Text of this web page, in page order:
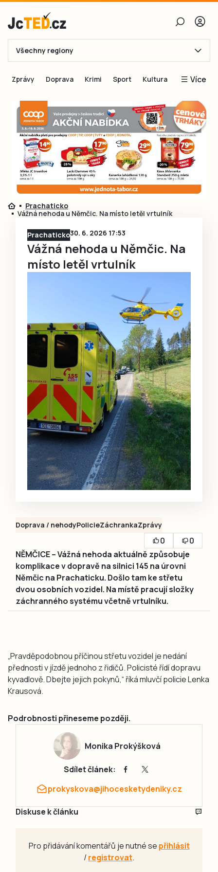
E-mail
Obnovit heslo
Přihlásit se
Přihlásit se přes Facebook
Ještě nemám účet, chci seRegistrovat
Všechny regiony
Zprávy Doprava Krimi Sport Kultura Více
Inspirace
Čtenáři píší
Speciální přílohy
Inzerce
Prachaticko
Vážná nehoda u Němčic. Na místo letěl vrtulník
Prachaticko30. 6. 2026 17:53
Vážná nehoda u Němčic. Na
místo letěl vrtulník
Doprava / nehodyPolicieZáchrankaZprávy
0
0
NĚMČICE – Vážná nehoda aktuálně způsobuje
komplikace v dopravě na silnici 145 na úrovni
Němčic na Prachaticku. Došlo tam ke střetu
dvou osobních vozidel. Na místě pracují složky
záchranného systému včetně vrtulníku.
„Pravděpodobnou příčinou střetu vozidel je nedání
přednosti v jízdě jednoho z řidičů. Policisté řídí dopravu
kyvadlově. Dbejte jejich pokynů,“ říká mluvčí policie Lenka
Krausová.
Podrobnosti přineseme později.
Monika Prokýšková
Sdílet článek:
prokyskova@jihocesketydeniky.cz
Diskuse k článku
Pro přidávání komentářů je nutné se přihlásit
/registrovat.